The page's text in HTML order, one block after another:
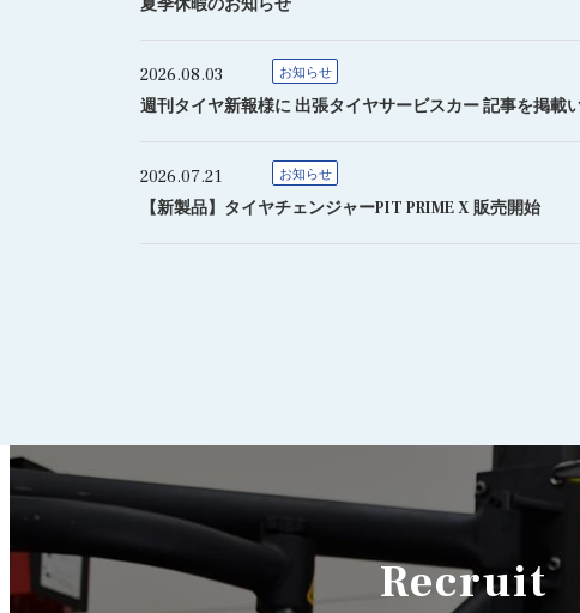
2026.08.03 お知らせ
週刊タイヤ新報様に 出張タイヤサービスカー 記事を掲載
2026.07.21 お知らせ
【新製品】タイヤチェンジャーPIT PRIME X 販売開始
Recruit